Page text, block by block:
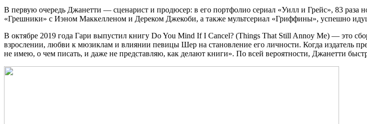
В первую очередь Джанетти — сценарист и продюсер: в его портфолио сериал «Уилл и Грейс», 83
«Грешники» с Иэном Маккелленом и Дереком Джекоби, а также мультсериал «Гриффины», успешно
В октябре 2019 года Гари выпустил книгу Do You Mind If I Cancel? (Things That Still Annoy Me) — это
взрослении, любви к мюзиклам и влиянии певицы Шер на становление его личности. Когда издатель
не имею, о чем писать, и даже не представляю, как делают книги». По всей вероятности, Джанетти